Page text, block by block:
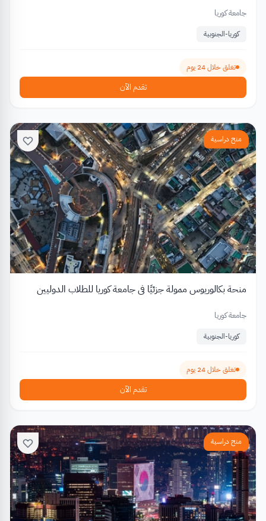
جامعة كوريا
كوريا-الجنوبية
تغلق خلال 24 يوم
تقدم الآن
منح دراسية
منحة بكالوريوس ممولة جزئيًا في جامعة كوريا للطلاب الدوليين
جامعة كوريا
كوريا-الجنوبية
تغلق خلال 24 يوم
تقدم الآن
منح دراسية